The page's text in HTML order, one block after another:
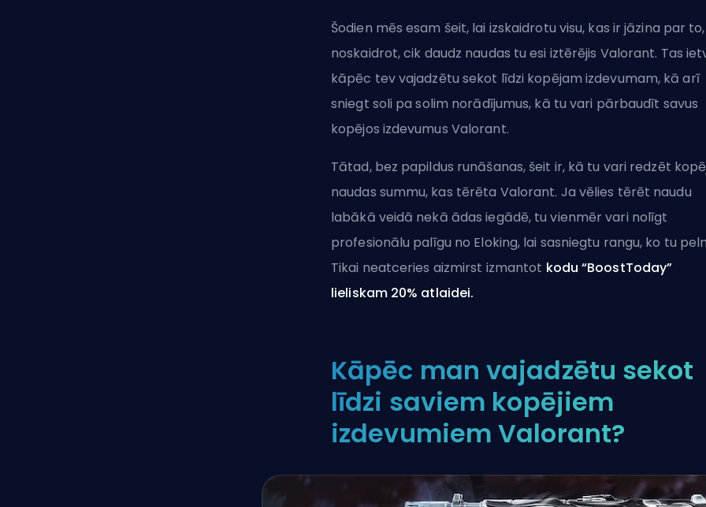
Šodien mēs esam šeit, lai izskaidrotu visu, kas ir jāzina par
noskaidrot, cik daudz naudas tu esi iztērējis Valorant. Tas
kāpēc tev vajadzētu sekot līdzi kopējam izdevumam, kā arī
sniegt soli pa solim norādījumus, kā tu vari pārbaudīt savus
kopējos izdevumus Valorant.
Tātad, bez papildus runāšanas, šeit ir, kā tu vari redzēt
naudas summu, kas tērēta Valorant. Ja vēlies tērēt naudu
labākā veidā nekā ādas iegādē, tu vienmēr vari nolīgt
profesionālu palīgu no Eloking, lai sasniegtu rangu, ko tu
Tikai neatceries aizmirst izmantot kodu “BoostToday”
lieliskam 20% atlaidei.
Kāpēc man vajadzētu sekot
līdzi saviem kopējiem
izdevumiem Valorant?